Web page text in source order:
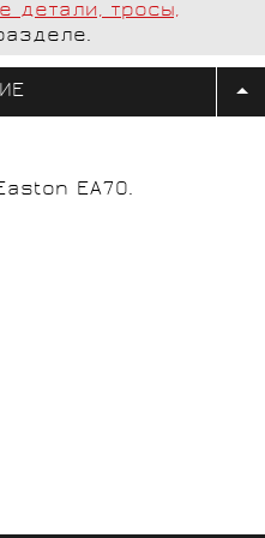
детали, тросы,
EA70.